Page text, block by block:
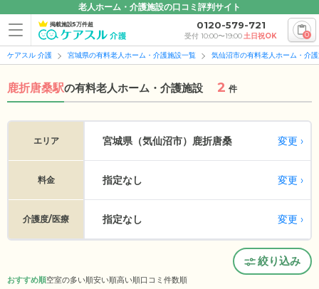
老人ホーム・介護施設の口コミ評判サイト
掲載施設5万件超 0120-579-721
受付 10:00〜19:00土日祝OK 0
ケアスル 介護 宮城県の有料老人ホーム・介護施設一覧 気仙沼市の有料老人ホーム・介
鹿折唐桑駅の有料老人ホーム・介護施設 2 件
エリア 宮城県（気仙沼市） 鹿折唐桑 変更
料金 指定なし 変更
介護度/医療 指定なし 変更
絞り込み
おすすめ順空室の多い順安い順高い順口コミ件数順